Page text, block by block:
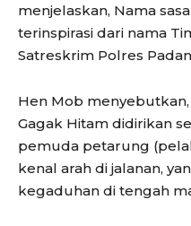
menjelaskan, Nama
terinspirasi dari nama
Satreskrim Polres
Hen Mob menyebutkan,
Gagak Hitam didirikan
pemuda petarung
kenal arah di jalanan,
kegaduhan di tengah